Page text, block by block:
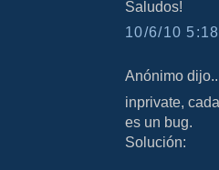
Saludos!
10/6/10
Anónimo
inprivate,
es un bug.
Solución: